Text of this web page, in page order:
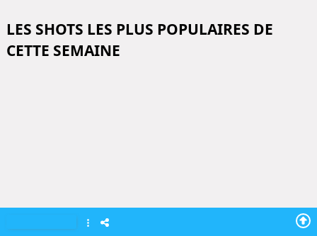
LES SHOTS LES PLUS POPULAIRES DE
CETTE SEMAINE